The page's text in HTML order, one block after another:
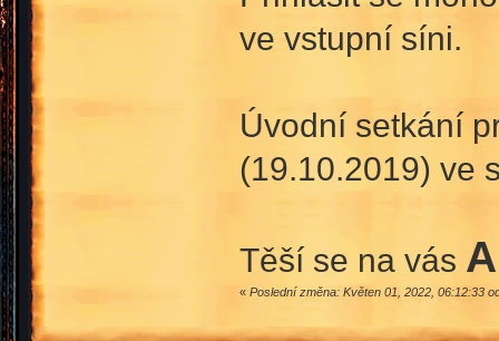
ve vstupní síni.
Úvodní setkání
(19.10.2019) ve
Těší se na vás
« Poslední změna: Květen 01, 2022, 06:12:33